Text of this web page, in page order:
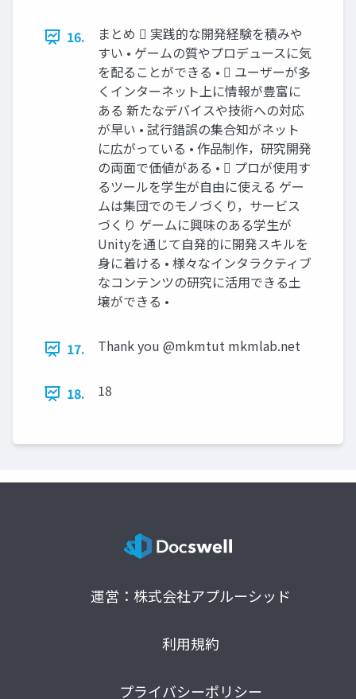
16.
まとめ  実践的な開発経験を積みや
すい • ゲームの質やプロデュースに気
を配ることができる •  ユーザーが多
くインターネット上に情報が豊富に
ある 新たなデバイスや技術への対応
が早い • 試行錯誤の集合知がネット
に広がっている • 作品制作，研究開発
の両面で価値がある •  プロが使用す
るツールを学生が自由に使える ゲー
ムは集団でのモノづくり，サービス
づくり ゲームに興味のある学生が
Unityを通じて自発的に開発スキルを
身に着ける • 様々なインタラクティブ
なコンテンツの研究に活用できる土
壌ができる •
17. Thank you @mkmtut mkmlab.net
18. 18
運営：株式会社アプルーシッド
利用規約
プライバシーポリシー